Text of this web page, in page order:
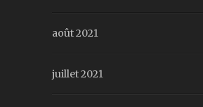
août 2021
juillet 2021